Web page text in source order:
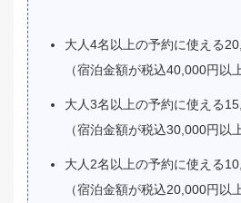
大人4名以上の予約に使える
（宿泊金額が税込40,000円以
大人3名以上の予約に使える
（宿泊金額が税込30,000円以
大人2名以上の予約に使える
（宿泊金額が税込20,000円以